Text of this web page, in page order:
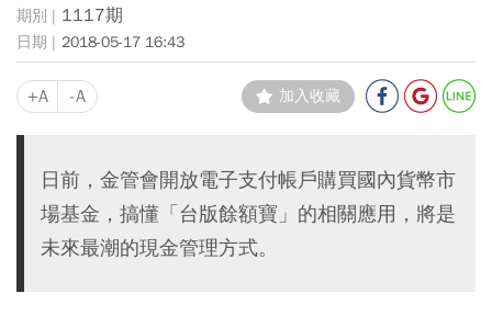
1117期
2018-05-17 16:43
+A -A 加入收藏
日前，金管會開放電子支付帳戶購買國內貨幣市
場基金，搞懂「台版餘額寶」的相關應用，將是
未來最潮的現金管理方式。